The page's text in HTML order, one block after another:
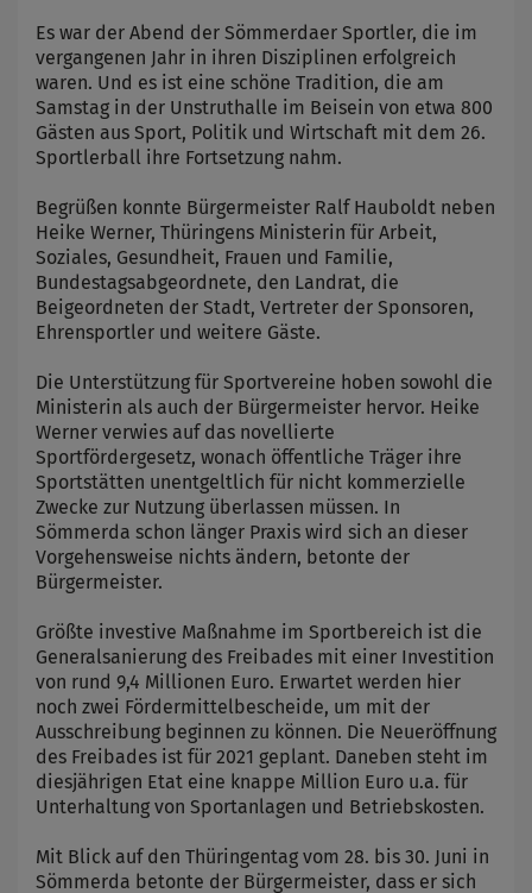
Es war der Abend der Sömmerdaer Sportler, die im
vergangenen Jahr in ihren Disziplinen erfolgreich
waren. Und es ist eine schöne Tradition, die am
Samstag in der Unstruthalle im Beisein von etwa 800
Gästen aus Sport, Politik und Wirtschaft mit dem 26.
Sportlerball ihre Fortsetzung nahm.
Begrüßen konnte Bürgermeister Ralf Hauboldt neben
Heike Werner, Thüringens Ministerin für Arbeit,
Soziales, Gesundheit, Frauen und Familie,
Bundestagsabgeordnete, den Landrat, die
Beigeordneten der Stadt, Vertreter der Sponsoren,
Ehrensportler und weitere Gäste.
Die Unterstützung für Sportvereine hoben sowohl die
Ministerin als auch der Bürgermeister hervor. Heike
Werner verwies auf das novellierte
Sportfördergesetz, wonach öffentliche Träger ihre
Sportstätten unentgeltlich für nicht kommerzielle
Zwecke zur Nutzung überlassen müssen. In
Sömmerda schon länger Praxis wird sich an dieser
Vorgehensweise nichts ändern, betonte der
Bürgermeister.
Größte investive Maßnahme im Sportbereich ist die
Generalsanierung des Freibades mit einer Investition
von rund 9,4 Millionen Euro. Erwartet werden hier
noch zwei Fördermittelbescheide, um mit der
Ausschreibung beginnen zu können. Die Neueröffnung
des Freibades ist für 2021 geplant. Daneben steht im
diesjährigen Etat eine knappe Million Euro u.a. für
Unterhaltung von Sportanlagen und Betriebskosten.
Mit Blick auf den Thüringentag vom 28. bis 30. Juni in
Sömmerda betonte der Bürgermeister, dass er sich